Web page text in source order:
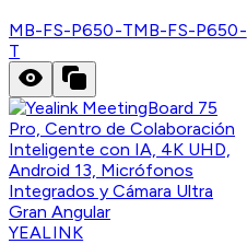
MB-FS-P650-TMB-FS-P650-
T
YEALINK